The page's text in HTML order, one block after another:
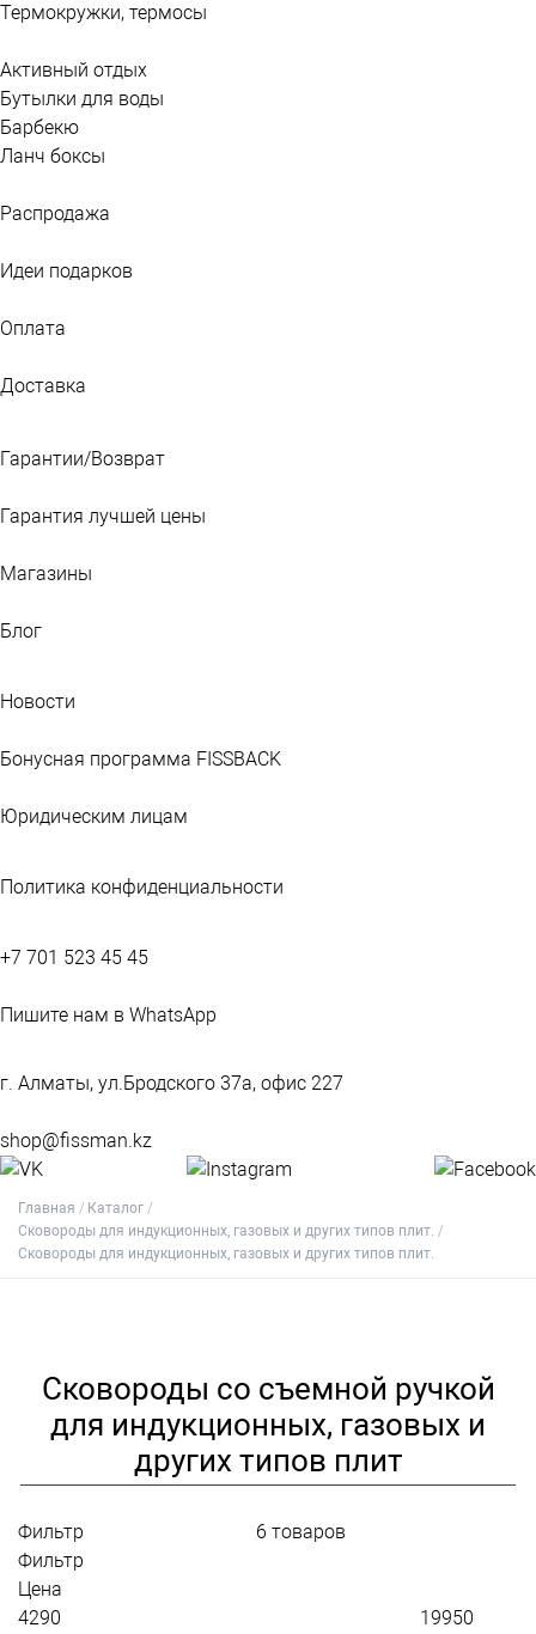
Термокружки, термосы
Активный отдых
Бутылки для воды
Барбекю
Ланч боксы
Распродажа
Идеи подарков
Оплата
Доставка
Гарантии/Возврат
Гарантия лучшей цены
Магазины
Блог
Новости
Бонусная программа FISSBACK
Юридическим лицам
Политика конфиденциальности
+7 701 523 45 45
Пишите нам в WhatsApp
г. Алматы, ул.Бродского 37а, офис 227
shop@fissman.kz
Главная
Каталог
Сковороды для индукционных, газовых и других типов плит.
Сковороды для индукционных, газовых и других типов плит.
Сковороды со съемной ручкой
для индукционных, газовых и
других типов плит
Фильтр 6 товаров
Фильтр
Цена